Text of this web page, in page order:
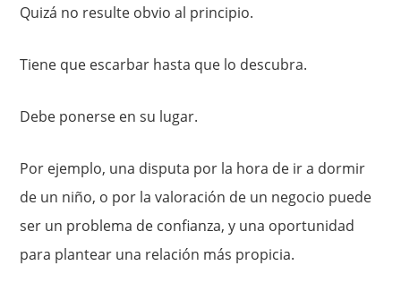
Quizá no resulte obvio al principio.
Tiene que escarbar hasta que lo descubra.
Debe ponerse en su lugar.
Por ejemplo, una disputa por la hora de ir a dormir
de un niño, o por la valoración de un negocio puede
ser un problema de confianza, y una oportunidad
para plantear una relación más propicia.